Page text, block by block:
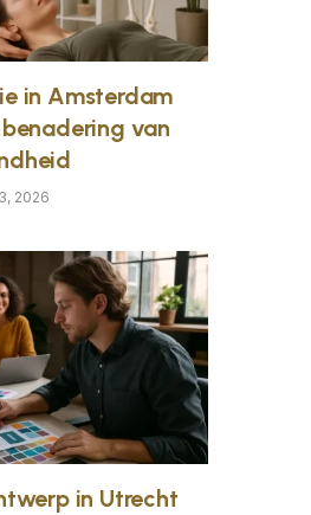
in Amsterdam
van
2026
in Utrecht